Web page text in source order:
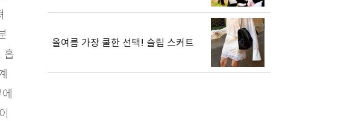
흡
올여름 가장 쿨한 선택! 슬립 스커트